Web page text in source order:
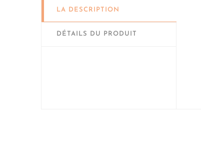
LA DESCRIPTION
DÉTAILS DU PRODUIT